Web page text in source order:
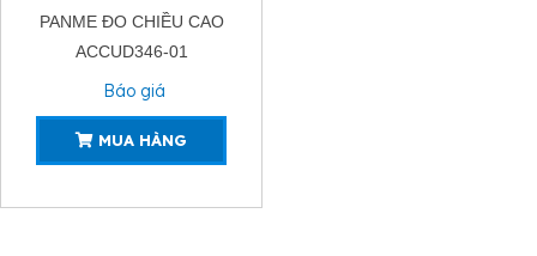
PANME ĐO CHIỀU CAO
ACCUD346-01
Báo giá
MUA HÀNG